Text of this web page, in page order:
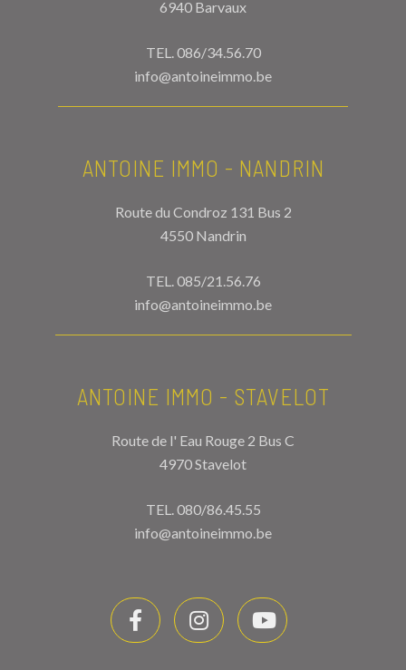
6940 Barvaux
TEL.086/34.56.70
info@antoineimmo.be
ANTOINE IMMO - NANDRIN
Route du Condroz 131 Bus 2
4550 Nandrin
TEL.085/21.56.76
info@antoineimmo.be
ANTOINE IMMO - STAVELOT
Route de l' Eau Rouge 2 Bus C
4970 Stavelot
TEL.080/86.45.55
info@antoineimmo.be